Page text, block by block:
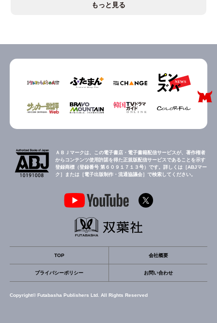
もっと見る
ＡＢＪマークは、この電子書店・電子書籍配信サービスが、著作権者
からコンテンツ使用許諾を得た正規版配信サービスであることを示す
登録商標（登録番号 第６０９１７１３号）です。詳しくは［ABJマー
ク］または［電子出版制作・流通協議会］で検索してください。
TOP 会社概要
プライバシーポリシー お問い合わせ
Copyright© Futabasha Publishers Ltd. All Rights Reserved